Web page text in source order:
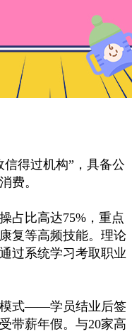
得过机构”，具备公
费。
比高达75%，重点
复等高频技能。理论
过系统学习考取职业
式——学员结业后签
带薪年假。与20家高